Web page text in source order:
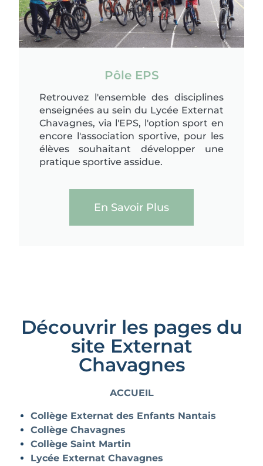
Pôle EPS
Retrouvez l'ensemble des disciplines
enseignées au sein du Lycée Externat
Chavagnes, via l'EPS, l'option sport en
encore l'association sportive, pour les
élèves souhaitant développer une
pratique sportive assidue.
En Savoir Plus
Découvrir les pages du
site Externat
Chavagnes
ACCUEIL
Collège Externat des Enfants Nantais
Collège Chavagnes
Collège Saint Martin
Lycée Externat Chavagnes